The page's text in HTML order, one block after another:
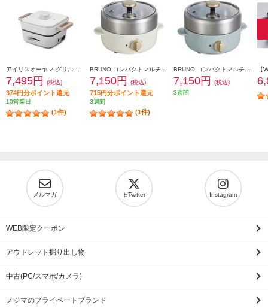
アイリスオーヤマ グリル鍋 3枚プレート IGU-P3-H
7,495円 (税込)
374円分ポイント還元
10営業日
(1件)
BRUNO コンパクトマルチグリルポット［煮る・焼く・蒸す・炊く/卓上電気鍋/ホワイト］ BOE115-WH
7,150円 (税込)
715円分ポイント還元
3週間
(1件)
BRUNO コンパクトマルチグリルポット［煮る・焼く・蒸す・炊く/卓上電気鍋/ブルーグリーン］ BOE115-BGR
7,150円
(税込)
3週間
メルマガ 旧Twitter Instagram
WEB限定クーポン
アウトレット掘り出し物
中古(PC/スマホ/カメラ)
ノジマのプライベートブランド